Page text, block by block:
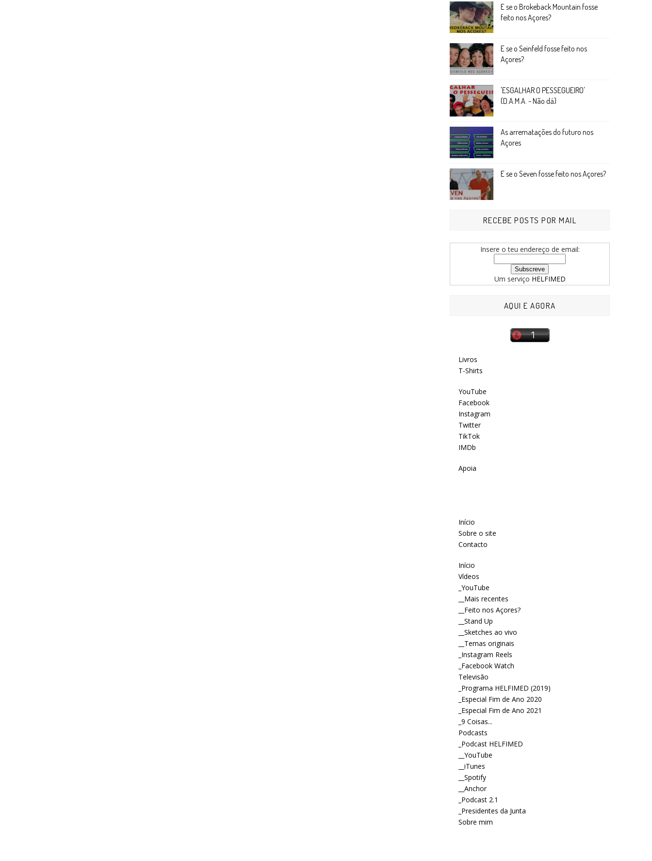
E se o Brokeback Mountain fosse
feito nos Açores?
E se o Seinfeld fosse feito nos
Açores?
'ESGALHAR O PESSEGUEIRO'
(D.A.M.A. - Não dá)
As arrematações do futuro nos
Açores
E se o Seven fosse feito nos Açores?
RECEBE POSTS POR MAIL
Insere o teu endereço de email:
Um serviço HELFIMED
AQUI E AGORA
Livros
T-Shirts
YouTube
Facebook
Instagram
Twitter
TikTok
IMDb
Apoia
Início
Sobre o site
Contacto
Início
Vídeos
_YouTube
__Mais recentes
__Feito nos Açores?
__Stand Up
__Sketches ao vivo
__Temas originais
_Instagram Reels
_Facebook Watch
Televisão
_Programa HELFIMED (2019)
_Especial Fim de Ano 2020
_Especial Fim de Ano 2021
_9 Coisas...
Podcasts
_Podcast HELFIMED
__YouTube
__iTunes
__Spotify
__Anchor
_Podcast 2.1
_Presidentes da Junta
Sobre mim